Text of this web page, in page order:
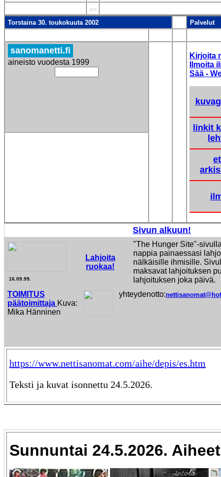
pm
Torstaina 30. toukokuuta 2002 Palvelut
sanomanetti.fi
aineisto vuodesta 1999
Kirjoita
Ilmoita
Sää -
linkit
Sivun alkuun!
16.09.99.
Lahjoita
ruokaa!
"The Hunger Site"-
nappia painaessasi
nälkäisille ihmisille.
maksavat lahjoituksen
lahjoituksen joka päivä.
TOIMITUS
päätoimittaja Kuva:
Mika Hänninen
yhteydenotto:
https://www.nettisanomat.com/aihe/depis/es.htm
Teksti ja kuvat isonnettu 24.5.2026.
Sunnuntai 24.5.2026.